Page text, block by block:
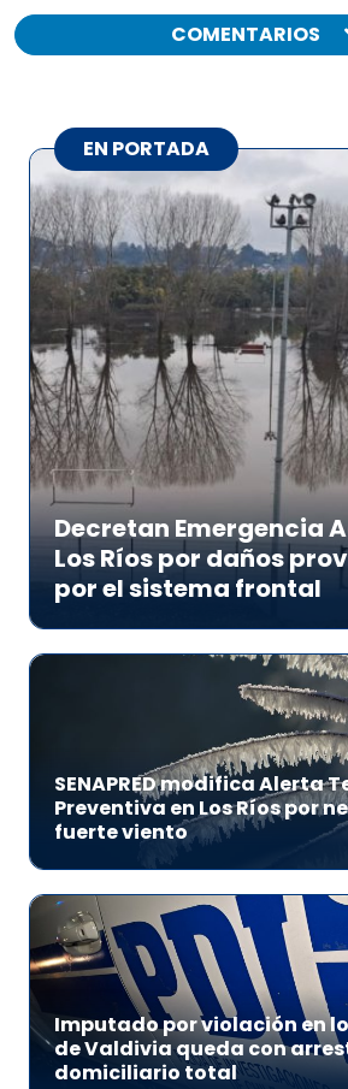
COMENTARIOS
EN PORTADA
Decretan Emergencia
Los Ríos por daños
por el sistema frontal
SENAPRED modifica Alerta
Preventiva en Los Ríos por
fuerte viento
Imputado por violación en
de Valdivia queda con
domiciliario total